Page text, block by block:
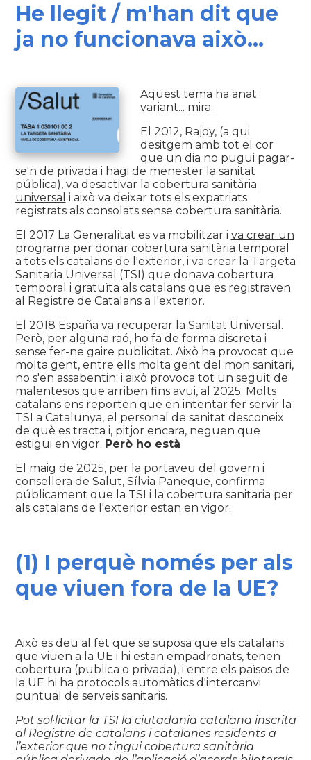
He llegit / m'han dit que
ja no funcionava això...
Aquest tema ha anat
variant... mira:
El 2012, Rajoy, (a qui
desitgem amb tot el cor
que un dia no pugui pagar-
se'n de privada i hagi de menester la sanitat
pública), va desactivar la cobertura sanitària
universal i això va deixar tots els expatriats
registrats als consolats sense cobertura sanitària.
El 2017 La Generalitat es va mobilitzar i va crear un
programa per donar cobertura sanitària temporal
a tots els catalans de l'exterior, i va crear la Targeta
Sanitaria Universal (TSI) que donava cobertura
temporal i gratuïta als catalans que es registraven
al Registre de Catalans a l'exterior.
El 2018 España va recuperar la Sanitat Universal .
Però, per alguna raó, ho fa de forma discreta i
sense fer-ne gaire publicitat. Això ha provocat que
molta gent, entre ells molta gent del mon sanitari,
no s'en assabentin; i això provoca tot un seguit de
malentesos que arriben fins avui, al 2025. Molts
catalans ens reporten que en intentar fer servir la
TSI a Catalunya, el personal de sanitat desconeix
de què es tracta i, pitjor encara, neguen que
estigui en vigor. Però ho està
El maig de 2025, per la portaveu del govern i
consellera de Salut, Sílvia Paneque, confirma
públicament que la TSI i la cobertura sanitaria per
als catalans de l'exterior estan en vigor.
(1) I perquè només per als
que viuen fora de la UE?
Això es deu al fet que se suposa que els catalans
que viuen a la UE i hi estan empadronats, tenen
cobertura (publica o privada), i entre els països de
la UE hi ha protocols automàtics d'intercanvi
puntual de serveis sanitaris.
Pot sol·licitar la TSI la ciutadania catalana inscrita
al Registre de catalans i catalanes residents a
l’exterior que no tingui cobertura sanitària